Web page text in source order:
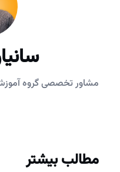
مشاور تخصصی گروه
مطالب بیشتر